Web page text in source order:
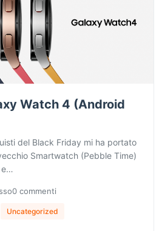
Watch 4 (Android
del Black Friday mi ha portato
Smartwatch (Pebble Time)
e…
0 commenti
Uncategorized